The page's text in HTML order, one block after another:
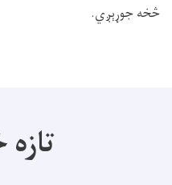
څخه جوړېږي.